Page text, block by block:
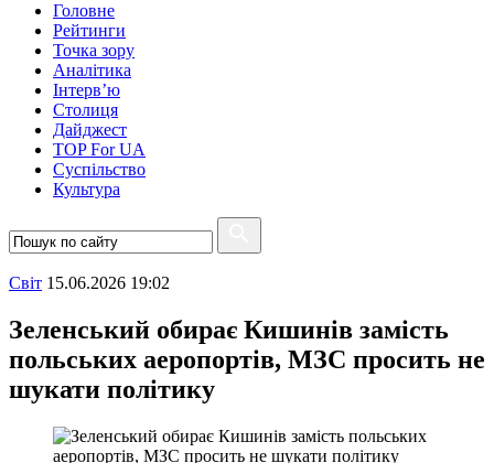
Головне
Рейтинги
Точка зору
Аналітика
Інтерв’ю
Столиця
Дайджест
TOP For UA
Суспiльство
Культура
Свiт 15.06.2026 19:02
Зеленський обирає Кишинів замість
польських аеропортів, МЗС просить не
шукати політику